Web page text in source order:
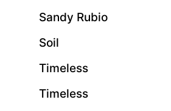
Sandy Rubio
Soil
Timeless
Timeless